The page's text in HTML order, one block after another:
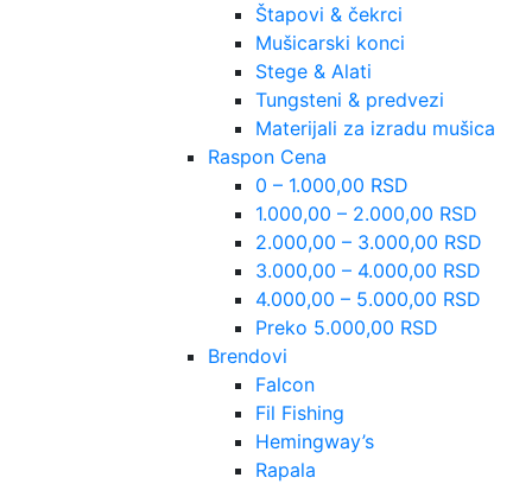
Štapovi & čekrci
Mušicarski konci
Stege & Alati
Tungsteni & predvezi
Materijali za izradu mušica
Raspon Cena
0 – 1.000,00 RSD
1.000,00 – 2.000,00 RSD
2.000,00 – 3.000,00 RSD
3.000,00 – 4.000,00 RSD
4.000,00 – 5.000,00 RSD
Preko 5.000,00 RSD
Brendovi
Falcon
Fil Fishing
Hemingway’s
Rapala